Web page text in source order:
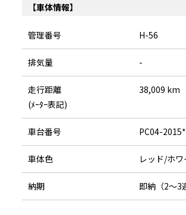
【車体情報】
管理番号 H-56
排気量 -
走行距離
(ﾒｰﾀｰ表記)
38,009 km
車台番号 PC04-
車体色 レッド/ホワ
納期 即納（2～3